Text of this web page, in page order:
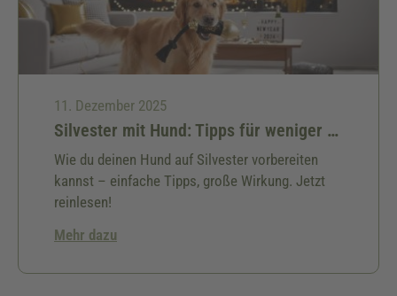
11. Dezember 2025
Silvester mit Hund: Tipps für weniger Stress
Wie du deinen Hund auf Silvester vorbereiten
kannst – einfache Tipps, große Wirkung. Jetzt
reinlesen!
Mehr dazu